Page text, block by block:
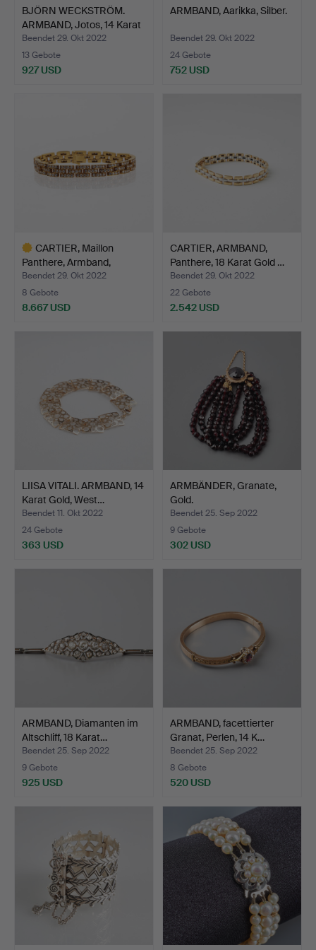
BJÖRN WECKSTRÖM.
ARMBAND, Jotos, 14 Karat
…
Beendet 29. Okt 2022
13 Gebote
927 USD
ARMBAND, Aarikka, Silber.
Beendet 29. Okt 2022
24 Gebote
752 USD
CARTIER, Maillon
Panthere, Armband,
Diaman…
Beendet 29. Okt 2022
8 Gebote
8.667 USD
CARTIER, ARMBAND,
Panthere, 18 Karat Gold …
Beendet 29. Okt 2022
22 Gebote
2.542 USD
LIISA VITALI. ARMBAND, 14
Karat Gold, West…
Beendet 11. Okt 2022
24 Gebote
363 USD
ARMBÄNDER, Granate,
Gold.
Beendet 25. Sep 2022
9 Gebote
302 USD
ARMBAND, Diamanten im
Altschliff, 18 Karat…
Beendet 25. Sep 2022
9 Gebote
925 USD
ARMBAND, facettierter
Granat, Perlen, 14 K…
Beendet 25. Sep 2022
8 Gebote
520 USD